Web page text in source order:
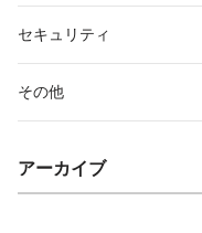
セキュリティ
その他
アーカイブ